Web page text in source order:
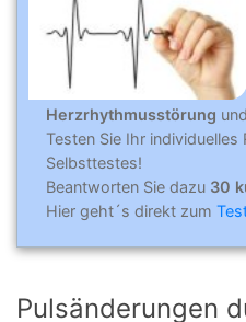
Herzrhythmusstörung
Testen Sie Ihr individuelles
Selbsttestes!
Beantworten Sie dazu 30
Hier geht´s direkt zum
Pulsänderungen